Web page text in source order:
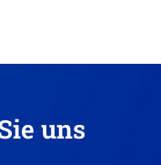
uns